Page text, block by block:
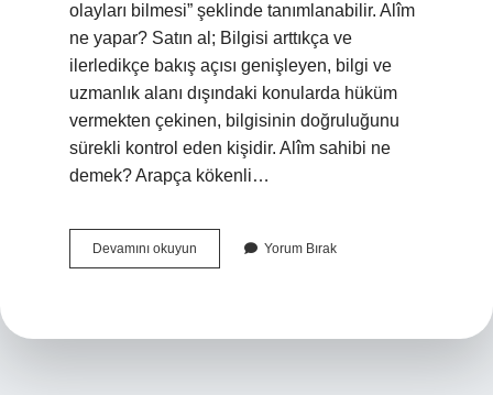
olayları bilmesi” şeklinde tanımlanabilir. Alîm
ne yapar? Satın al; Bilgisi arttıkça ve
ilerledikçe bakış açısı genişleyen, bilgi ve
uzmanlık alanı dışındaki konularda hüküm
vermekten çekinen, bilgisinin doğruluğunu
sürekli kontrol eden kişidir. Alîm sahibi ne
demek? Arapça kökenli…
Devamını okuyun
Kişi
Yorum Bırak